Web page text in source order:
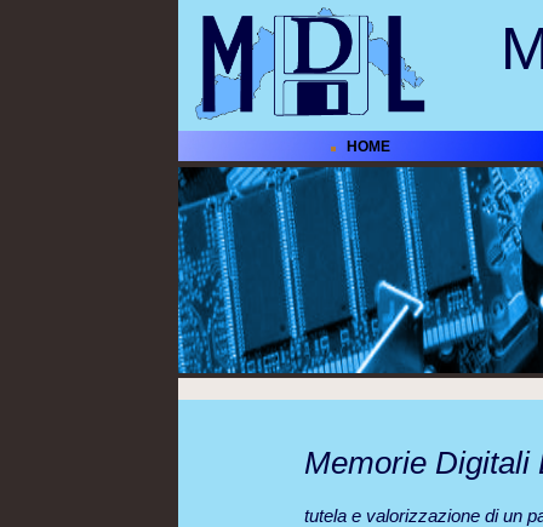
HOME
Memorie Digitali
tutela e valorizzazione di un